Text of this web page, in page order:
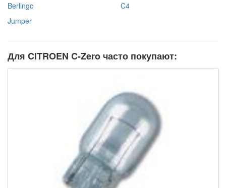
Berlingo
C4
Jumper
Для CITROEN C-Zero часто покупают: